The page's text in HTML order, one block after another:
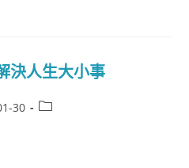
決人生大小事
30